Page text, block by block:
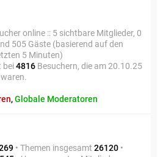
online :: 5 sichtbare Mitglieder, 0
505 Gäste (basierend auf den
5 Minuten)
bei4816 Besuchern, die am 20.10.25
,Globale Moderatoren
• Themen insgesamt 26120 •